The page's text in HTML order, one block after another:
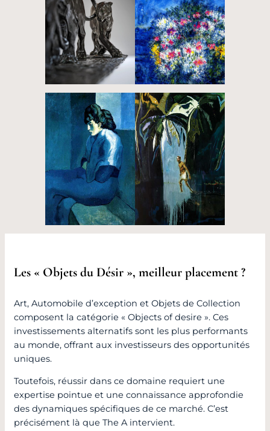
Les « Objets du Désir », meilleur placement ?
Art, Automobile d’exception et Objets de Collection
composent la catégorie « Objects of desire ». Ces
investissements alternatifs sont les plus performants
au monde, offrant aux investisseurs des opportunités
uniques.
Toutefois, réussir dans ce domaine requiert une
expertise pointue et une connaissance approfondie
des dynamiques spécifiques de ce marché. C’est
précisément là que The A intervient.